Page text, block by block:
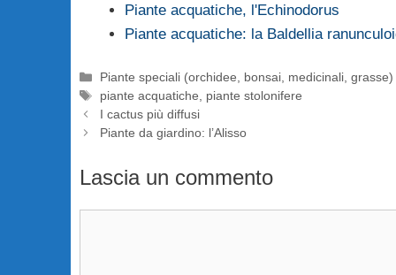
Piante acquatiche, l'Echinodorus
Piante acquatiche: la Baldellia
Categorie
Piante speciali (orchidee, bonsai, medicinali, grasse)
Tag
piante acquatiche, piante stolonifere
I cactus più diffusi
Piante da giardino: l’Alisso
Lascia un commento